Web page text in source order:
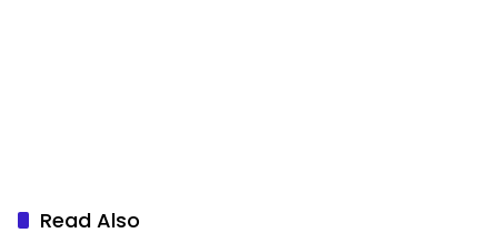
Read Also